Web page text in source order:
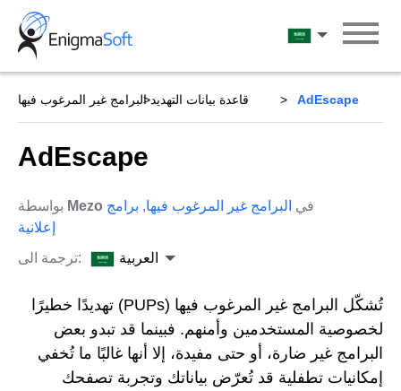
Skip
content
العربية
قاعدة بيانات التهديد البرامج غير المرغوب فيها AdEscape
AdEscape
Mezo في البرامج غير المرغوب فيها, برامج
إعلانية
ترجمة الى:
العربية
تُشكّل البرامج غير المرغوب فيها (PUPs) تهديدًا خطيرًا
لخصوصية المستخدمين وأمنهم. فبينما قد تبدو بعض
البرامج غير ضارة، أو حتى مفيدة، إلا أنها غالبًا ما تُخفي
إمكانيات تطفلية قد تُعرّض بياناتك وتجربة تصفحك